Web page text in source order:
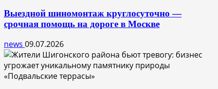
Выездной шиномонтаж круглосуточно —
срочная помощь на дороге в Москве
news 09.07.2026